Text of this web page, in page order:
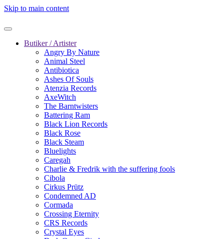
Skip to main content
Butiker / Artister
Angry By Nature
Animal Steel
Antibiotica
Ashes Of Souls
Atenzia Records
AxeWitch
The Barntwisters
Battering Ram
Black Lion Records
Black Rose
Black Steam
Bluelights
Caregah
Charlie & Fredrik with the suffering fools
Cibola
Cirkus Prütz
Condemned AD
Cormada
Crossing Eternity
CRS Records
Crystal Eyes